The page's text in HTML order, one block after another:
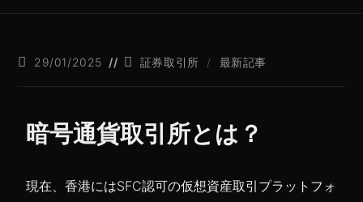
29/01/2025 証券取引所 / 最新記事
暗号通貨取引所とは？
現在、香港にはSFC認可の仮想資産取引プラットフォ